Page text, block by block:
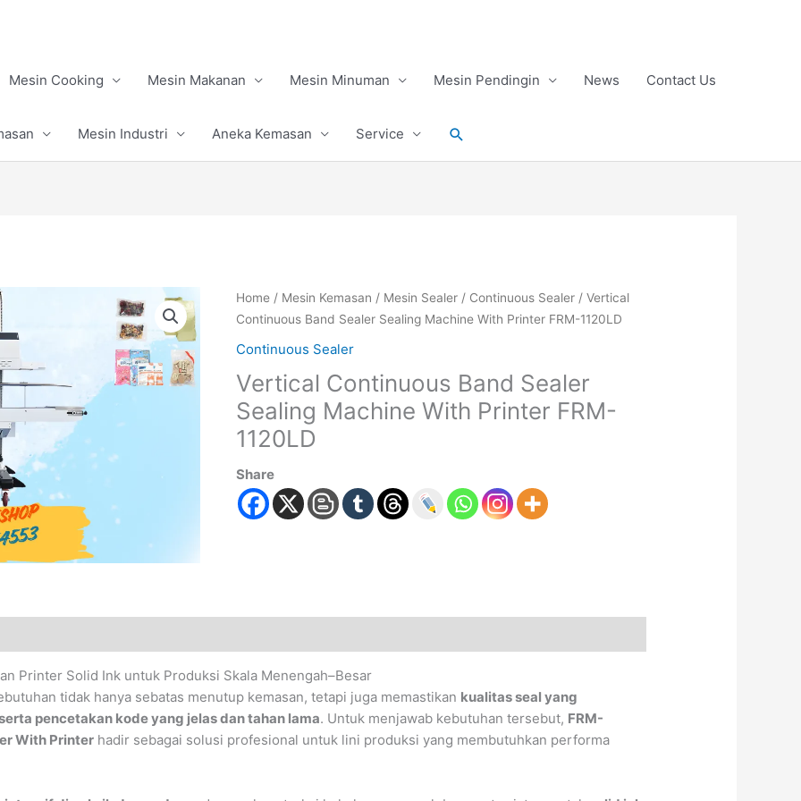
Mesin Cooking Mesin Makanan Mesin Minuman Mesin Pendingin News Contact Us
Mesin Industri Aneka Kemasan Service Search
Home / Mesin Kemasan / Mesin Sealer / Continuous Sealer / Vertical
Continuous Band Sealer Sealing Machine With Printer FRM-1120LD
Continuous Sealer
Vertical Continuous Band Sealer
Sealing Machine With Printer FRM-
1120LD
Share
Printer Solid Ink untuk Produksi Skala Menengah–Besar
tidak hanya sebatas menutup kemasan, tetapi juga memastikan kualitas seal yang
pencetakan kode yang jelas dan tahan lama. Untuk menjawab kebutuhan tersebut, FRM-
With Printer hadir sebagai solusi profesional untuk lini produksi yang membutuhkan performa